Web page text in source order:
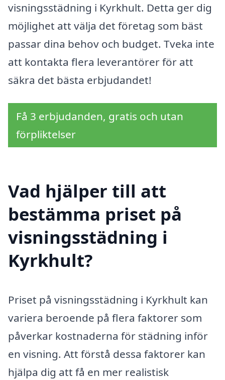
visningsstädning i Kyrkhult. Detta ger dig
möjlighet att välja det företag som bäst
passar dina behov och budget. Tveka inte
att kontakta flera leverantörer för att
säkra det bästa erbjudandet!
Få 3 erbjudanden, gratis och utan
förpliktelser
Vad hjälper till att
bestämma priset på
visningsstädning i
Kyrkhult?
Priset på visningsstädning i Kyrkhult kan
variera beroende på flera faktorer som
påverkar kostnaderna för städning inför
en visning. Att förstå dessa faktorer kan
hjälpa dig att få en mer realistisk